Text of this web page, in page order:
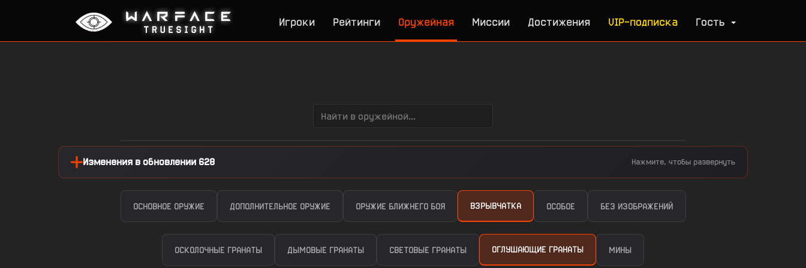
Игроки Рейтинги Оружейная Миссии Достижения VIP-подписка Гость
Изменения в обновлении 628 Нажмите, чтобы развернуть
ОСНОВНОЕ ОРУЖИЕ ДОПОЛНИТЕЛЬНОЕ ОРУЖИЕ ОРУЖИЕ БЛИЖНЕГО БОЯ ВЗРЫВЧАТКА ОСОБОЕ БЕЗ ИЗОБРАЖЕНИЙ
ОСКОЛОЧНЫЕ ГРАНАТЫ ДЫМОВЫЕ ГРАНАТЫ СВЕТОВЫЕ ГРАНАТЫ ОГЛУШАЮЩИЕ ГРАНАТЫ МИНЫ